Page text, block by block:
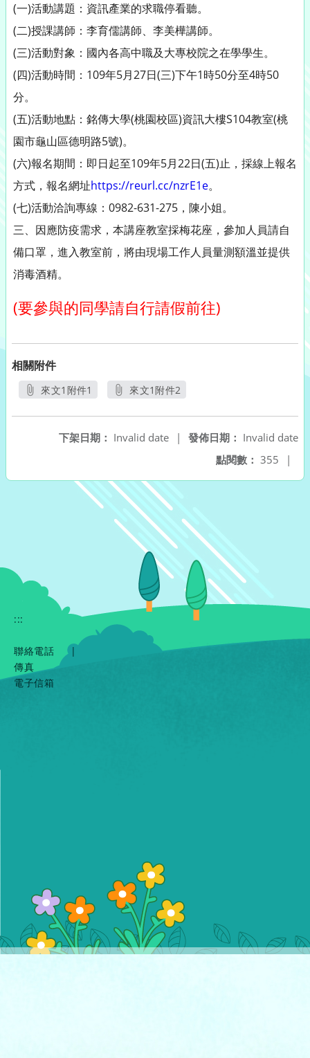
(一)活動講題：資訊產業的求職停看聽。
(二)授課講師：李育儒講師、李美樺講師。
(三)活動對象：國內各高中職及大專校院之在學學生。
(四)活動時間：109年5月27日(三)下午1時50分至4時50
分。
(五)活動地點：銘傳大學(桃園校區)資訊大樓S104教室(桃
園市龜山區德明路5號)。
(六)報名期間：即日起至109年5月22日(五)止，採線上報名
方式，報名網址https://reurl.cc/nzrE1e。
(七)活動洽詢專線：0982-631-275，陳小姐。
三、因應防疫需求，本講座教室採梅花座，參加人員請自
備口罩，進入教室前，將由現場工作人員量測額溫並提供
消毒酒精。
(要參與的同學請自行請假前往)
相關附件
來文1附件1
來文1附件2
發佈日期： Invalid date
下架日期： Invalid date
|
點閱數： 355 |
:::
聯絡電話
|
傳真
電子信箱